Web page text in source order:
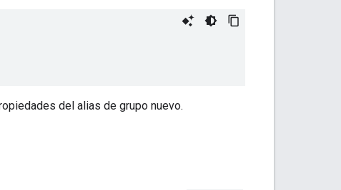
del alias de grupo nuevo.